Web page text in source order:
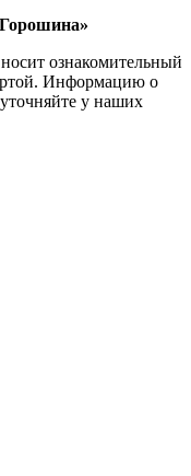
ознакомительный
Информацию о
у наших